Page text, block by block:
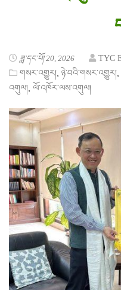
ཟླ་དང་པོ། 20, 2026
TYC
གསར་འགྱུར། ཉེ་བའི་གསར་འགྱུར།
འགུལ། ལོ་འཁོར་ལས་འགུལ།